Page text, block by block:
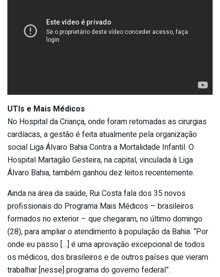
UTIs e Mais Médicos
No Hospital da Criança, onde foram retomadas as cirurgias
cardíacas, a gestão é feita atualmente pela organização
social Liga Álvaro Bahia Contra a Mortalidade Infantil. O
Hospital Martagão Gesteira, na capital, vinculada à Liga
Álvaro Bahia, também ganhou dez leitos recentemente.
Ainda na área da saúde, Rui Costa fala dos 35 novos
profissionais do Programa Mais Médicos – brasileiros
formados no exterior – que chegaram, no último domingo
(28), para ampliar o atendimento à população da Bahia. “Por
onde eu passo […] é uma aprovação excepcional de todos
os médicos, dos brasileiros e de outros países que vieram
trabalhar [nesse] programa do governo federal”.